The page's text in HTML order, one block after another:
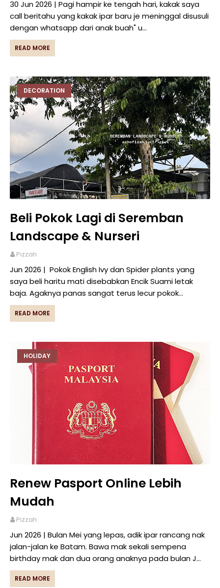
30 Jun 2026 | Pagi hampir ke tengah hari, kakak saya
call beritahu yang kakak ipar baru je meninggal disusuli
dengan whatsapp dari anak buah" u…
READ MORE
DECORATION
Beli Pokok Lagi di Seremban
Landscape & Nurseri
Pizzah
Jun 2026 | Pokok English Ivy dan Spider plants yang
saya beli haritu mati disebabkan Encik Suami letak
baja. Agaknya panas sangat terus lecur pokok…
READ MORE
HOLIDAY
Renew Pasport Online Lebih
Mudah
Pizzah
Jun 2026 | Bulan Mei yang lepas, adik ipar rancang nak
jalan-jalan ke Batam. Bawa mak sekali sempena
birthday mak dan dua orang anaknya pada bulan J…
READ MORE